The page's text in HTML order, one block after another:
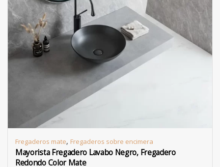
Fregaderos mate, Fregaderos sobre encimera
Mayorista Fregadero Lavabo Negro, Fregadero
Redondo Color Mate